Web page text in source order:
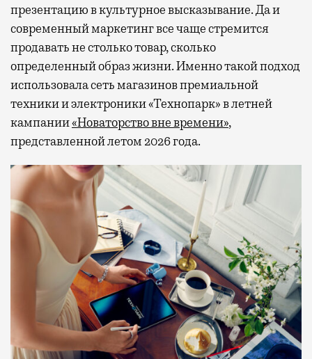
презентацию в культурное высказывание. Да и
современный маркетинг все чаще стремится
продавать не столько товар, сколько
определенный образ жизни. Именно такой подход
использовала сеть магазинов премиальной
техники и электроники «Технопарк» в летней
кампании«Новаторство вне времени»,
представленной летом 2026 года.